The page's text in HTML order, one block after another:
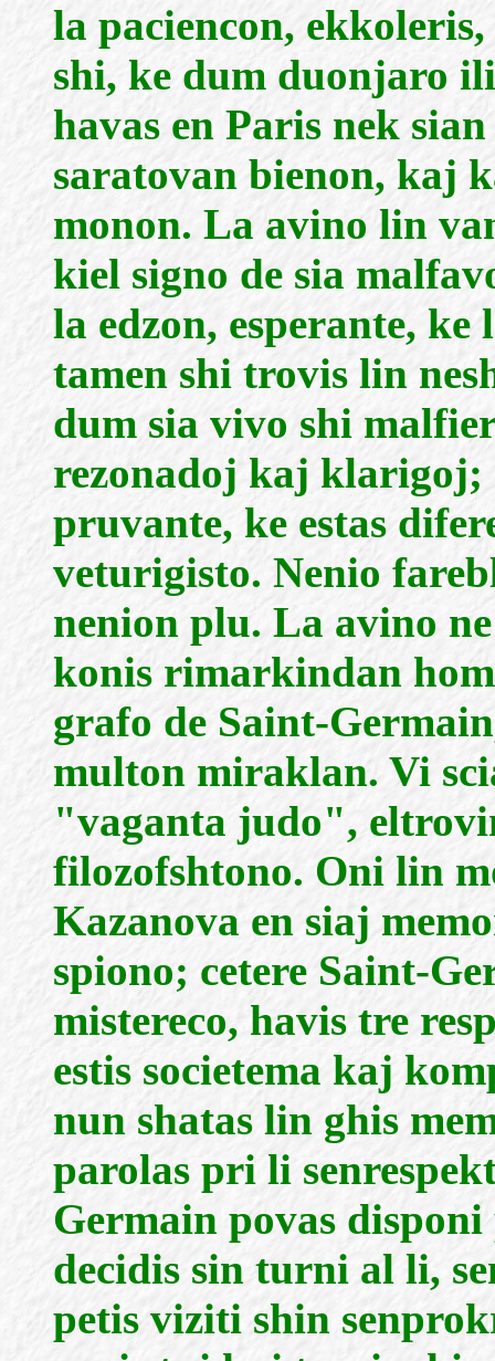
la paciencon,
shi, ke dum duonjaro
havas en Paris nek
saratovan bienon, kaj
monon. La avino lin
kiel signo de sia
la edzon, esperante,
tamen shi trovis lin
dum sia vivo shi
rezonadoj kaj klarigoj;
pruvante, ke estas
veturigisto. Nenio
nenion plu. La avino
konis rimarkindan
grafo de Saint-
multon miraklan. Vi
"vaganta judo",
filozofshtono. Oni lin
Kazanova en siaj
spiono; cetere Saint-
mistereco, havis tre
estis societema kaj
nun shatas lin ghis
parolas pri li
Germain povas
decidis sin turni al li,
petis viziti shin